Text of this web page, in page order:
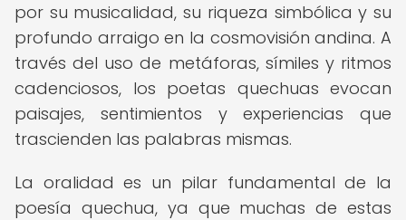
por su musicalidad, su riqueza simbólica y su
profundo arraigo en la cosmovisión andina. A
través del uso de metáforas, símiles y ritmos
cadenciosos, los poetas quechuas evocan
paisajes, sentimientos y experiencias que
trascienden las palabras mismas.
La oralidad es un pilar fundamental de la
poesía quechua, ya que muchas de estas